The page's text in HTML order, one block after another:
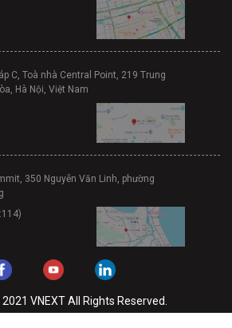
C, Toà nhà Central Point, 219 Trung
Hà Nội, Việt Nam
350 Nguyễn Văn Linh, phường
VNEXT All Rights Reserved.